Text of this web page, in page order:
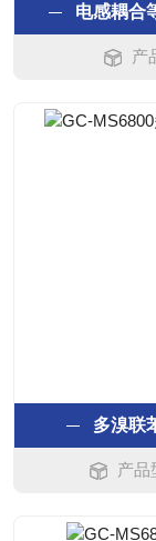
电感耦合
产
多溴联
产品